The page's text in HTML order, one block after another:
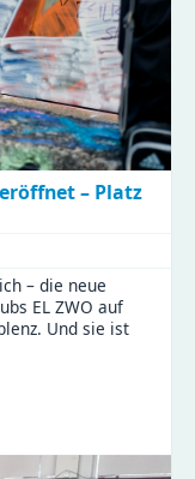
– Platz
– die neue
EL ZWO auf
Und sie ist